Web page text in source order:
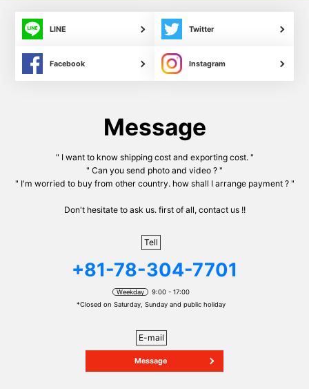
LINE Twitter
Facebook Instagram
Message
" I want to know shipping cost and exporting cost. "
" Can you send photo and video ? "
" I'm worried to buy from other country. how shall I arrange payment ? "
Don't hesitate to ask us. first of all, contact us !!
Tell
+81-78-304-7701
Weekday
9:00 - 17:00
*Closed on Saturday, Sunday and public holiday
E-mail
Message